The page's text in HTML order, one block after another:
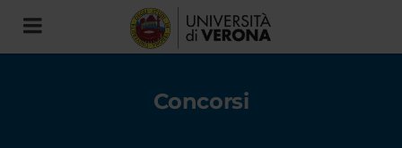
Toggle
navigation
Concorsi